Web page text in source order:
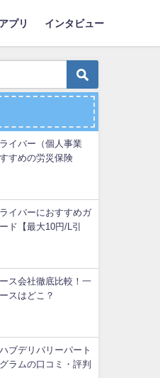
プリ インタビュー
イバー（個人事業
すめの労災保険
イバーにおすすめガ
ド【最大10円/L引
ス会社徹底比較！一
スはどこ？
ブデリバリーパート
ラムの口コミ・評判